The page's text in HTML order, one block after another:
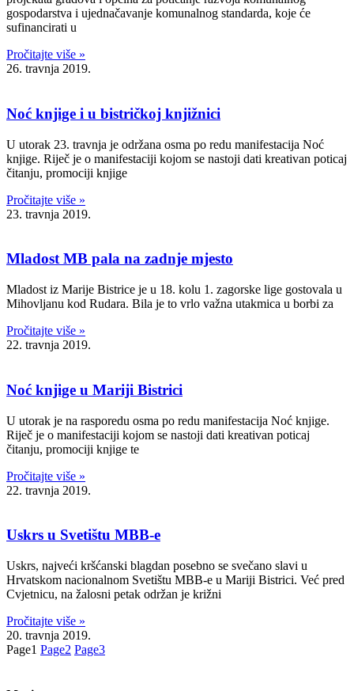
gospodarstva i ujednačavanje komunalnog standarda, koje će
sufinancirati u
Pročitajte više »
26. travnja 2019.
Noć knjige i u bistričkoj knjižnici
U utorak 23. travnja je održana osma po redu manifestacija Noć
knjige. Riječ je o manifestaciji kojom se nastoji dati kreativan poticaj
čitanju, promociji knjige
Pročitajte više »
23. travnja 2019.
Mladost MB pala na zadnje mjesto
Mladost iz Marije Bistrice je u 18. kolu 1. zagorske lige gostovala u
Mihovljanu kod Rudara. Bila je to vrlo važna utakmica u borbi za
Pročitajte više »
22. travnja 2019.
Noć knjige u Mariji Bistrici
U utorak je na rasporedu osma po redu manifestacija Noć knjige.
Riječ je o manifestaciji kojom se nastoji dati kreativan poticaj
čitanju, promociji knjige te
Pročitajte više »
22. travnja 2019.
Uskrs u Svetištu MBB-e
Uskrs, najveći kršćanski blagdan posebno se svečano slavi u
Hrvatskom nacionalnom Svetištu MBB-e u Mariji Bistrici. Već pred
Cvjetnicu, na žalosni petak održan je križni
Pročitajte više »
20. travnja 2019.
Page1 Page2 Page3